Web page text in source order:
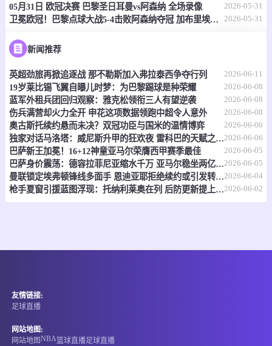
智利女篮 06-13 08:00 直播中
真拿斯迪卡女篮
情报
阿篮乙 06-13 08:00 直播中
埃斯佩兰萨 0 - 0 CA 萨斯特雷
情报
阿篮乙 06-13 08:00 直播中
莫卡英雄
05月31日 欧冠决赛 巴黎圣日耳曼vs阿森纳 全场录像 2026-05-31
卫冕欧冠！巴黎点球大战5-4击败阿森纳夺冠 加布里埃尔、埃泽失点 2026-05-31
新闻推荐
英超劲旅再掀追逐战 那不勒斯加入弗拉泰西争夺行列 2026-06-11
19岁莱比锡飞翼自曝儿时梦：为巴黎踢球是种荣耀 2026-06-08
蓝军外租兵团回归观察：雅克松领衔三人有望逆袭 2026-06-08
伤兵满营却火力全开 申花这项数据领跑中超令人意外 2026-06-08
奥古斯托续约悬而未决？双冠功臣与国米的温情博弈 2026-06-06
独家对话马洛塔：威尼斯升甲的狂欢夜 雷科巴的天赋之谜 与张康阳那条改变命运的短信2026-06-06
巴萨新王加冕！16+12神童亚马尔荣膺西甲赛季最佳 2026-06-05
巴萨身价震荡：德容拉菲尼亚缩水千万 亚马尔稳坐两亿王座2026-06-05
曼联锁定埃弗顿锋线多面手 恩迪亚耶拒绝续约或引发转会争夺战2026-06-04
枪手夏窗引援蓝图浮现：托纳利莱奥在列 后防更新提上日程2026-06-02
友情链接:
足球直播
网站地图:
网站地图NBA篮球直播足球直播